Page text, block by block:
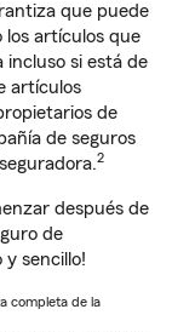
que puede
los artículos que
incluso si está de
artículos
de
de seguros
2
después de
de
y sencillo!
completa de la